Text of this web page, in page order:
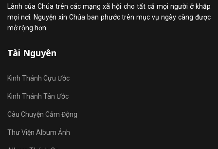
Lành của Chúa trên các mạng xã hội cho tất cả mọi người ở khắp
mọi nơi. Nguyện xin Chúa ban phước trên mục vụ ngày càng được
mở rộng hơn.
Tài Nguyên
Kinh Thánh Cựu Ước
Kinh Thánh Tân Ước
Câu Chuyện Cảm Động
Thư Viện Album Ảnh